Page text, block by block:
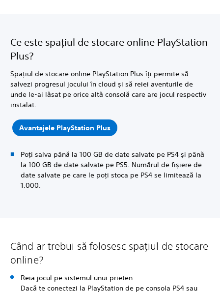
Ce este spațiul de stocare online PlayStation
Plus?
Spațiul de stocare online PlayStation Plus îți permite să
salvezi progresul jocului în cloud și să reiei aventurile de
unde le-ai lăsat pe orice altă consolă care are jocul respectiv
instalat.
Avantajele PlayStation Plus
Poți salva până la 100 GB de date salvate pe PS4 și până
la 100 GB de date salvate pe PS5. Numărul de fișiere de
date salvate pe care le poți stoca pe PS4 se limitează la
1.000.
Când ar trebui să folosesc spațiul de stocare
online?
Reia jocul pe sistemul unui prieten
Dacă te conectezi la PlayStation de pe consola PS4 sau